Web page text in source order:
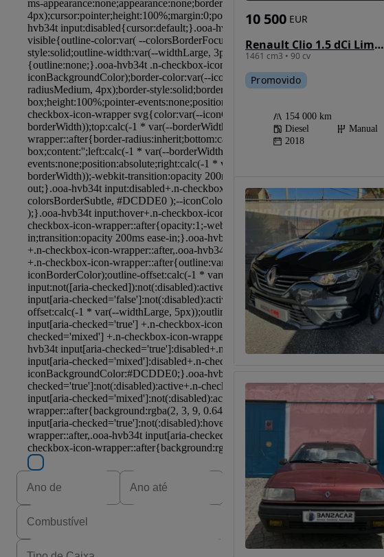
Renault Clio 1.5 dCi Limited
1461 cm3 • 90 cv
10 500 EUR
Promovido
154 000 km
Diesel
Manual
2018